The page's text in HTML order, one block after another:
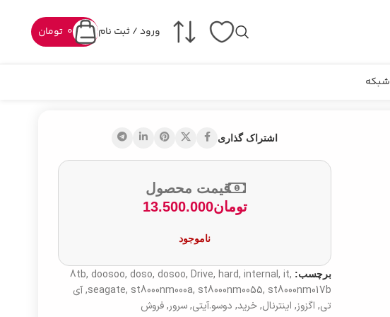
ورود / ثبت نام تومان 0
شبکه
اشتراک گذاری
قیمت محصول
تومان13.500.000
ناموجود
برچسب: 8tb, doosoo, doso, dosoo, Drive, hard, internal, it,
seagate, st8000nm000a, st8000nm0055, st8000nm017b
, آی
تی, اگزوز, اینترنال, خرید, دوسو.آیتی, سرور, فروش